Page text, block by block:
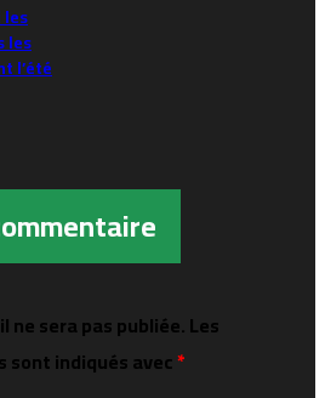
les
l’été
ne sera pas publiée.Les
indiqués avec*